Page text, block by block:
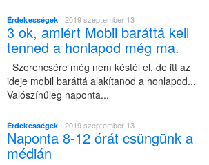
Érdekességek | 2019 szeptember 13
3 ok, amiért Mobil baráttá kell
tenned a honlapod még ma.
Szerencsére még nem késtél el, de itt az
ideje mobil baráttá alakítanod a honlapod...
Valószínűleg naponta...
Érdekességek | 2019 szeptember 13
Naponta 8-12 órát csüngünk a
médián